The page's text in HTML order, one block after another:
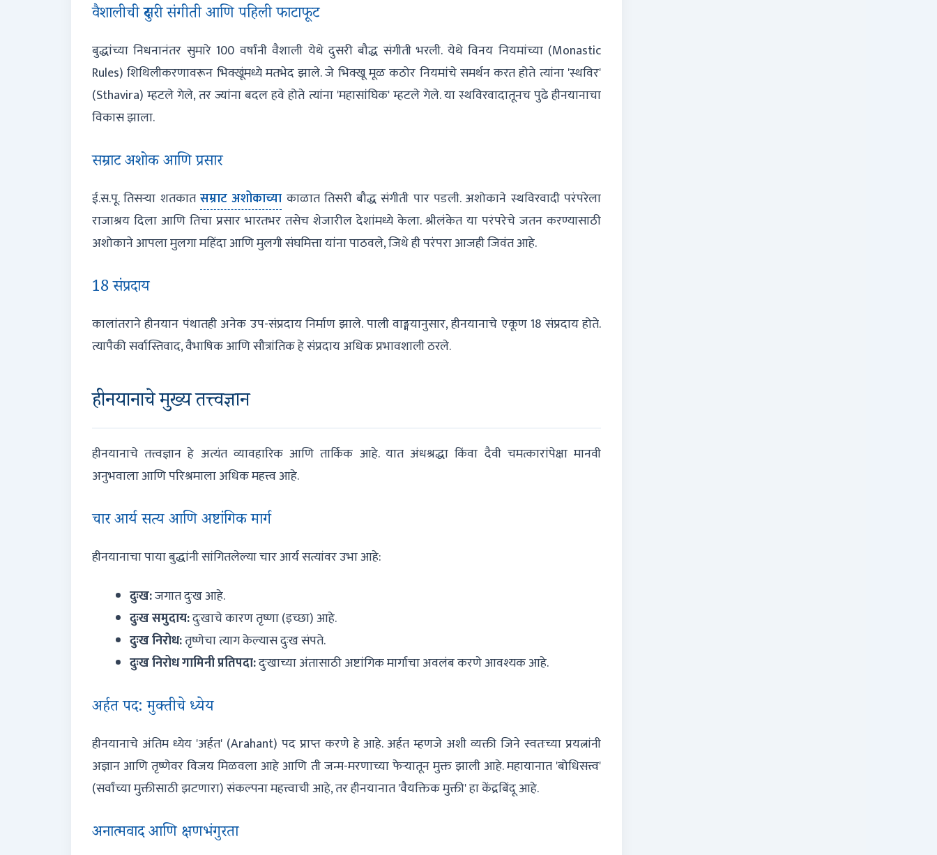
वैशालीची दुसरी संगीती आणि पहिली फाटाफूट
बुद्धांच्या निधनानंतर सुमारे 100 वर्षांनी वैशाली येथे दुसरी बौद्ध संगीती भरली. येथे विनय नियमांच्या (Monastic
Rules) शिथिलीकरणावरून भिक्खूंमध्ये मतभेद झाले. जे भिक्खू मूळ कठोर नियमांचे समर्थन करत होते त्यांना 'स्थविर'
(Sthavira) म्हटले गेले, तर ज्यांना बदल हवे होते त्यांना 'महासांघिक' म्हटले गेले. या स्थविरवादातूनच पुढे हीनयानाचा
विकास झाला.
सम्राट अशोक आणि प्रसार
ई.स.पू. तिसऱ्या शतकात सम्राट अशोकाच्या काळात तिसरी बौद्ध संगीती पार पडली. अशोकाने स्थविरवादी परंपरेला
राजाश्रय दिला आणि तिचा प्रसार भारतभर तसेच शेजारील देशांमध्ये केला. श्रीलंकेत या परंपरेचे जतन करण्यासाठी
अशोकाने आपला मुलगा महिंदा आणि मुलगी संघमित्ता यांना पाठवले, जिथे ही परंपरा आजही जिवंत आहे.
18 संप्रदाय
कालांतराने हीनयान पंथातही अनेक उप-संप्रदाय निर्माण झाले. पाली वाङ्मयानुसार, हीनयानाचे एकूण 18 संप्रदाय होते.
त्यापैकी सर्वास्तिवाद, वैभाषिक आणि सौत्रांतिक हे संप्रदाय अधिक प्रभावशाली ठरले.
हीनयानाचे मुख्य तत्त्वज्ञान
हीनयानाचे तत्त्वज्ञान हे अत्यंत व्यावहारिक आणि तार्किक आहे. यात अंधश्रद्धा किंवा दैवी चमत्कारांपेक्षा मानवी
अनुभवाला आणि परिश्रमाला अधिक महत्त्व आहे.
चार आर्य सत्य आणि अष्टांगिक मार्ग
हीनयानाचा पाया बुद्धांनी सांगितलेल्या चार आर्य सत्यांवर उभा आहे:
दुःख:जगात दुःख आहे.
दुःख समुदाय:दुःखाचे कारण तृष्णा (इच्छा) आहे.
दुःख निरोध:तृष्णेचा त्याग केल्यास दुःख संपते.
दुःख निरोध गामिनी प्रतिपदा:दुःखाच्या अंतासाठी अष्टांगिक मार्गाचा अवलंब करणे आवश्यक आहे.
अर्हत पद: मुक्तीचे ध्येय
हीनयानाचे अंतिम ध्येय 'अर्हत' (Arahant) पद प्राप्त करणे हे आहे. अर्हत म्हणजे अशी व्यक्ती जिने स्वतःच्या प्रयत्नांनी
अज्ञान आणि तृष्णेवर विजय मिळवला आहे आणि ती जन्म-मरणाच्या फेऱ्यातून मुक्त झाली आहे. महायानात 'बोधिसत्त्व'
(सर्वांच्या मुक्तीसाठी झटणारा) संकल्पना महत्त्वाची आहे, तर हीनयानात 'वैयक्तिक मुक्ती' हा केंद्रबिंदू आहे.
अनात्मवाद आणि क्षणभंगुरता